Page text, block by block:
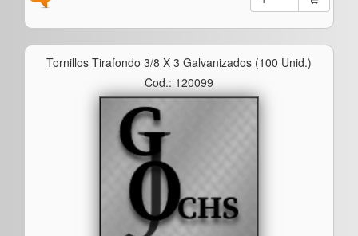
Tornillos Tirafondo 3/8 X 3 Galvanizados (100 Unid.)
Cod.: 120099